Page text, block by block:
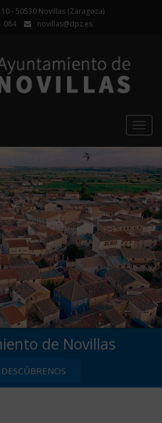
- 50530 Novillas (Zaragoza)
084
novillas@dpz.es
← →
de Novillas
DESCÚBRENOS